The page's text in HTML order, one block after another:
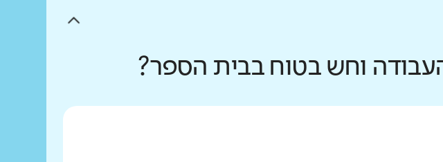
העבודה וחש בטוח בבית הספר?